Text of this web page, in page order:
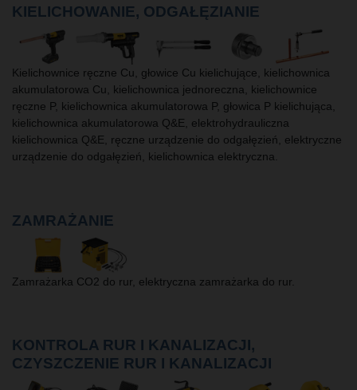
KIELICHOWANIE, ODGAŁĘZIANIE
Kielichownice ręczne Cu, głowice Cu kielichujące, kielichownica
akumulatorowa Cu, kielichownica jednoreczna, kielichownice
ręczne P, kielichownica akumulatorowa P, głowica P kielichująca,
kielichownica akumulatorowa Q&E, elektrohydrauliczna
kielichownica Q&E, ręczne urządzenie do odgałęzień, elektryczne
urządzenie do odgałęzień, kielichownica elektryczna.
ZAMRAŻANIE
Zamrażarka CO2 do rur, elektryczna zamrażarka do rur.
KONTROLA RUR I KANALIZACJI,
CZYSZCZENIE RUR I KANALIZACJI